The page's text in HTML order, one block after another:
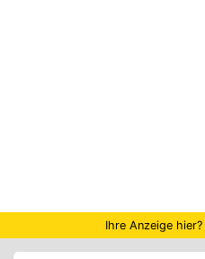
Ihre Anzeige hier?